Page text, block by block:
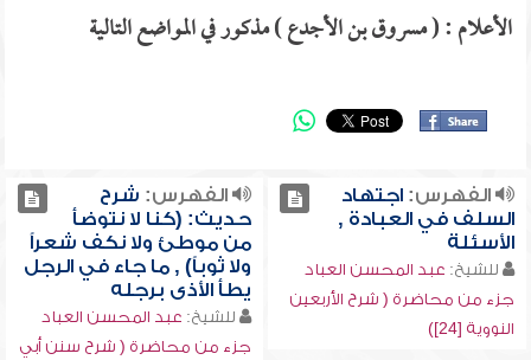
الأعلام : ( مسروق بن الأجدع ) مذكور في المواضع التالية
الفهرس:اجتهاد
السلف في العبادة ,
الأسئلة
للشيخ: عبد المحسن العباد
جزء من محاضرة ( شرح الأربعين
النووية [24])
الفهرس: شرح
حديث: (كنا لا نتوضأ
من موطئ ولا نكف شعراً
ولا ثوباً) , ما جاء في الرجل
يطأ الأذى برجله
للشيخ: عبد المحسن العباد
جزء من محاضرة ( شرح سنن أبي